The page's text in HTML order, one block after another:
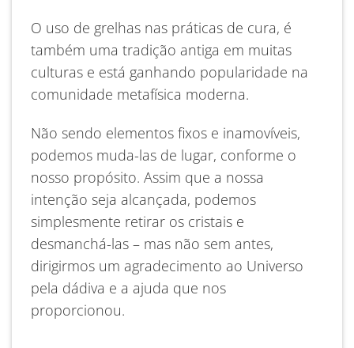
O uso de grelhas nas práticas de cura, é
também uma tradição antiga em muitas
culturas e está ganhando popularidade na
comunidade metafísica moderna.
Não sendo elementos fixos e inamovíveis,
podemos muda-las de lugar, conforme o
nosso propósito. Assim que a nossa
intenção seja alcançada, podemos
simplesmente retirar os cristais e
desmanchá-las – mas não sem antes,
dirigirmos um agradecimento ao Universo
pela dádiva e a ajuda que nos
proporcionou.